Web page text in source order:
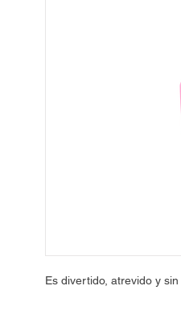
Es divertido, atrevido y